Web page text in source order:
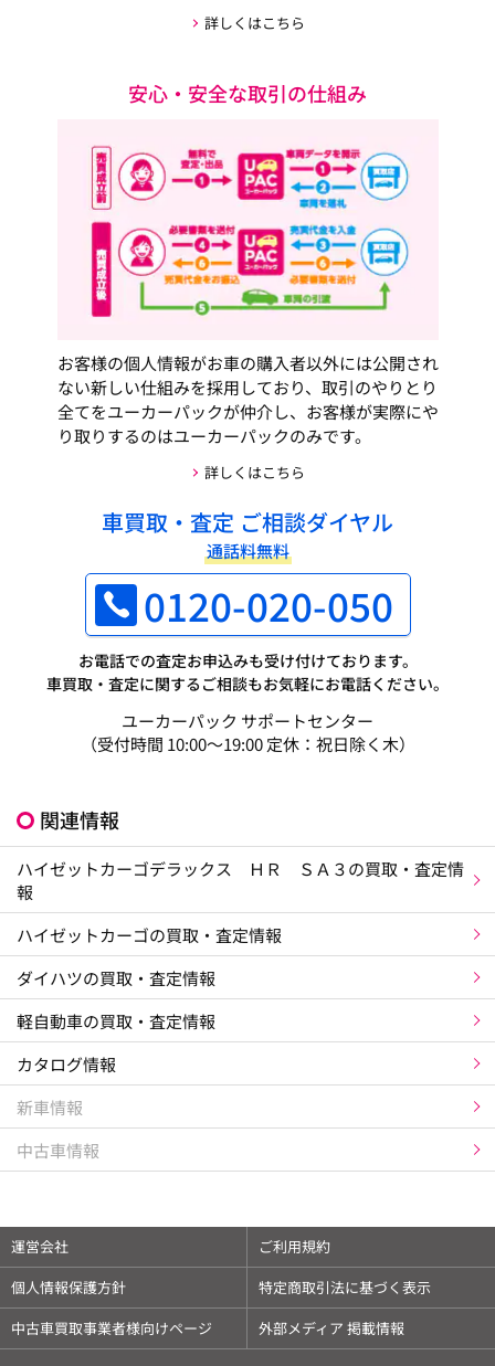
詳しくはこちら
安心・安全な取引の仕組み
お客様の個人情報がお車の購入者以外には公開され
ない新しい仕組みを採用しており、取引のやりとり
全てをユーカーパックが仲介し、お客様が実際にや
り取りするのはユーカーパックのみです。
詳しくはこちら
車買取・査定 ご相談ダイヤル
通話料無料
0120-020-050
お電話での査定お申込みも受け付けております。
車買取・査定に関するご相談もお気軽にお電話ください。
ユーカーパック サポートセンター
（受付時間 10:00～19:00 定休：祝日除く木）
関連情報
ハイゼットカーゴデラックス ＨＲ ＳＡ３の買取・査定情
報
ハイゼットカーゴの買取・査定情報
ダイハツの買取・査定情報
軽自動車の買取・査定情報
カタログ情報
新車情報
中古車情報
運営会社
ご利用規約
個人情報保護方針
特定商取引法に基づく表示
中古車買取事業者様向けページ
外部メディア 掲載情報